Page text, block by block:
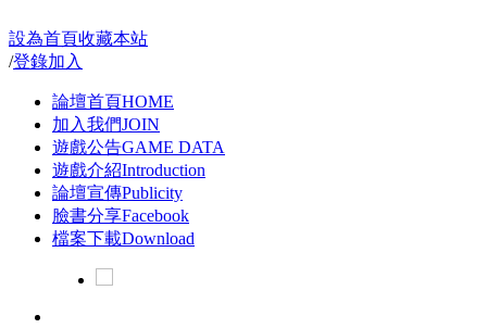
設為首頁收藏本站
/登錄加入
論壇首頁HOME
加入我們JOIN
遊戲公告GAME DATA
遊戲介紹Introduction
論壇宣傳Publicity
臉書分享Facebook
檔案下載Download